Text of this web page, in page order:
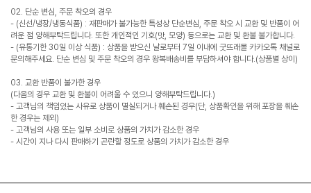
02. 단순 변심, 주문 착오의 경우
- (신선/냉장/냉동식품) : 재판매가 불가능한 특성상 단순변심, 주문 착오 시 교환 및 반품이 어
려운 점 양해부탁드립니다. 또한 개인적인 기호(맛, 모양) 등으로는 교환 및 환불 불가합니다.
- (유통기한 30일 이상 식품) : 상품을 받으신 날로부터 7일 이내에 굿뜨래몰 카카오톡 채널로
문의해주세요. 단순 변심 및 주문 착오의 경우 왕복배송비를 부담하셔야 합니다.(상품별 상이)
03. 교환 반품이 불가한 경우
(다음의 경우 교환 및 환불이 어려울 수 있으니 양해부탁드립니다.)
- 고객님의 책임있는 사유로 상품이 멸실되거나 훼손된 경우(단, 상품확인을 위해 포장을 훼손
한 경우는 제외)
- 고객님의 사용 또는 일부 소비로 상품의 가치가 감소한 경우
- 시간이 지나 다시 판매하기 곤란할 정도로 상품의 가치가 감소한 경우